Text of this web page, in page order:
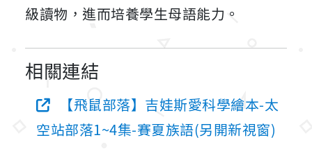
級讀物，進而培養學生母語能力。
相關連結
【飛鼠部落】吉娃斯愛科學繪本-太
空站部落1~4集-賽夏族語(另開新視窗)